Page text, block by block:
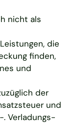
nicht als
die
finden,
und
der
und
. Verladungs-